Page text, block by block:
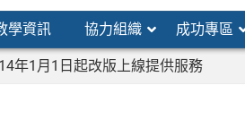
學資訊 協力組織 成功專區
年1月1日起改版上線提供服務